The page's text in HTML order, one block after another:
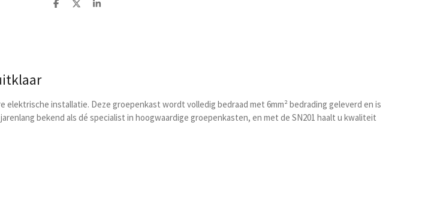
D
D
S
installatie. Deze groepenkast wordt volledig bedraad met 6mm² bedrading geleverd en is
bekend als dé specialist in hoogwaardige groepenkasten, en met de SN201 haalt u kwaliteit